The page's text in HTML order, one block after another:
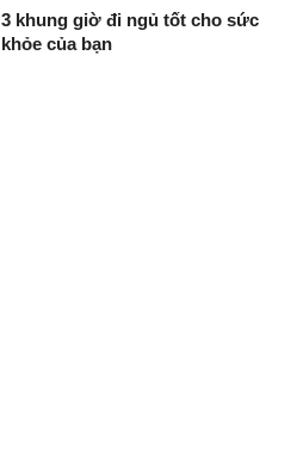
3 khung giờ đi ngủ tốt cho sức
khỏe của bạn